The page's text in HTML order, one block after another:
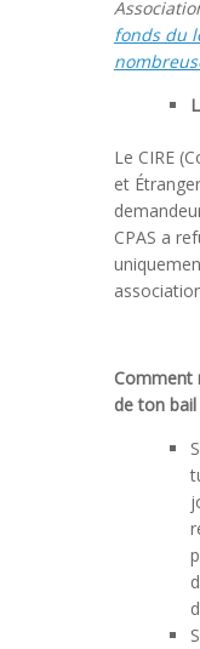
fonds du
Le CIRE
et
CPAS a
Comment
de ton bail